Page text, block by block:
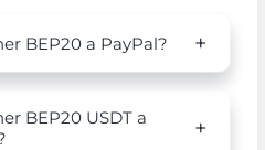
BEP20 a PayPal?
BEP20 USDT a